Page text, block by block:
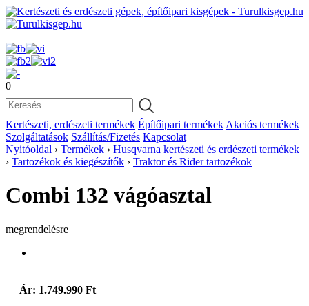
0
Kertészeti, erdészeti termékek Építőipari termékek Akciós termékek
Szolgáltatások Szállítás/Fizetés Kapcsolat
Nyitóoldal › Termékek › Husqvarna kertészeti és erdészeti termékek
› Tartozékok és kiegészítők › Traktor és Rider tartozékok
Combi 132 vágóasztal
megrendelésre
Ár: 1.749.990 Ft